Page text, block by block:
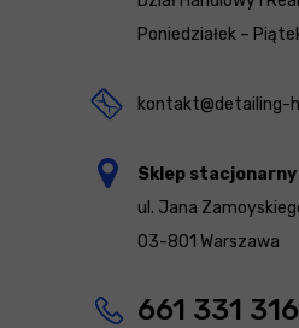
Poniedziałek –
kontakt@detailing-
Sklep stacjonarny
ul. Jana
03-801 Warszawa
661 331 316